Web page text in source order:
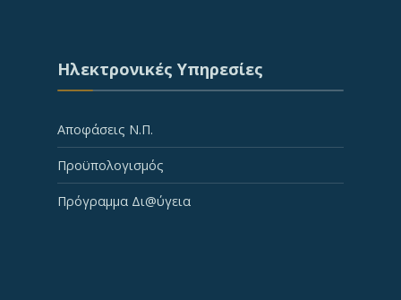
Ηλεκτρονικές Υπηρεσίες
Αποφάσεις Ν.Π.
Προϋπολογισμός
Πρόγραμμα Δι@ύγεια